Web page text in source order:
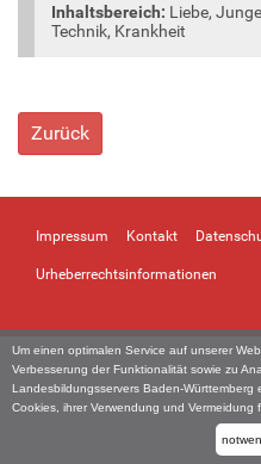
Um einen optimalen Service auf unserer
Verbesserung der Funktionalität sowie zu
Landesbildungsservers Baden-Württemberg
Cookies, ihrer Verwendung und Vermeidung
Inhaltsbereich: Liebe,
Technik, Krankheit
Zurück
Impressum Kontakt
Urheberrechtsinformationen